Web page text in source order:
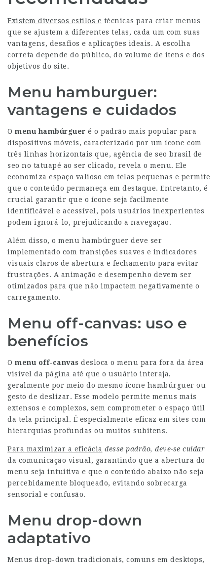
Existem diversos estilos e técnicas para criar menus
que se ajustem a diferentes telas, cada um com suas
vantagens, desafios e aplicações ideais. A escolha
correta depende do público, do volume de itens e dos
objetivos do site.
Menu hamburguer:
vantagens e cuidados
O menu hambúrguer é o padrão mais popular para
dispositivos móveis, caracterizado por um ícone com
três linhas horizontais que, agência de seo brasil de
seo no tatuapé ao ser clicado, revela o menu. Ele
economiza espaço valioso em telas pequenas e permite
que o conteúdo permaneça em destaque. Entretanto, é
crucial garantir que o ícone seja facilmente
identificável e acessível, pois usuários inexperientes
podem ignorá-lo, prejudicando a navegação.
Além disso, o menu hambúrguer deve ser
implementado com transições suaves e indicadores
visuais claros de abertura e fechamento para evitar
frustrações. A animação e desempenho devem ser
otimizados para que não impactem negativamente o
carregamento.
Menu off-canvas: uso e
benefícios
O menu off-canvas desloca o menu para fora da área
visível da página até que o usuário interaja,
geralmente por meio do mesmo ícone hambúrguer ou
gesto de deslizar. Esse modelo permite menus mais
extensos e complexos, sem comprometer o espaço útil
da tela principal. É especialmente eficaz em sites com
hierarquias profundas ou muitos subitens.
Para maximizar a eficácia desse padrão, deve-se cuidar
da comunicação visual, garantindo que a abertura do
menu seja intuitiva e que o conteúdo abaixo não seja
percebidamente bloqueado, evitando sobrecarga
sensorial e confusão.
Menu drop-down
adaptativo
Menus drop-down tradicionais, comuns em desktops,